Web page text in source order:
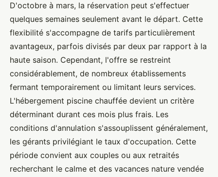
D'octobre à mars, la réservation peut s'effectuer
quelques semaines seulement avant le départ. Cette
flexibilité s'accompagne de tarifs particulièrement
avantageux, parfois divisés par deux par rapport à la
haute saison. Cependant, l'offre se restreint
considérablement, de nombreux établissements
fermant temporairement ou limitant leurs services.
L'hébergement piscine chauffée devient un critère
déterminant durant ces mois plus frais. Les
conditions d'annulation s'assouplissent généralement,
les gérants privilégiant le taux d'occupation. Cette
période convient aux couples ou aux retraités
recherchant le calme et des vacances nature vendée